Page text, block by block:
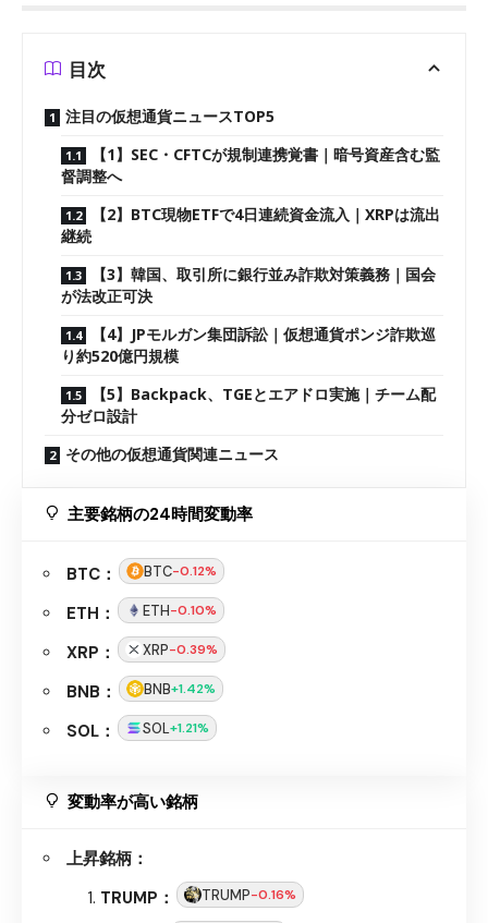
目次
注目の仮想通貨ニュースTOP5
【1】SEC・CFTCが規制連携覚書｜暗号資産含む監
督調整へ
【2】BTC現物ETFで4日連続資金流入｜XRPは流出
継続
【3】韓国、取引所に銀行並み詐欺対策義務｜国会
が法改正可決
【4】JPモルガン集団訴訟｜仮想通貨ポンジ詐欺巡
り約520億円規模
【5】Backpack、TGEとエアドロ実施｜チーム配
分ゼロ設計
その他の仮想通貨関連ニュース
主要銘柄の24時間変動率
BTC： BTC-0.12%
ETH： ETH-0.10%
XRP： XRP-0.39%
BNB： BNB+1.42%
SOL： SOL+1.21%
変動率が高い銘柄
上昇銘柄：
TRUMP：
TRUMP-0.16%